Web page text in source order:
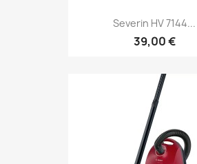
Severin HV 7144...
39,00 €